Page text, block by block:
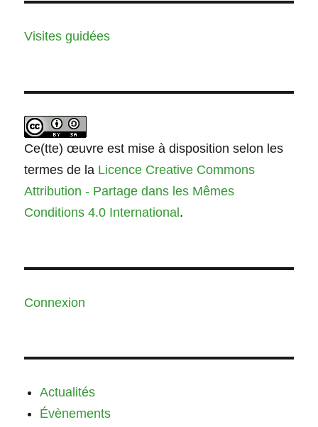
Visites guidées
Ce(tte) œuvre est mise à disposition selon les
termes de la Licence Creative Commons
Attribution - Partage dans les Mêmes
Conditions 4.0 International .
Connexion
Actualités
Évènements